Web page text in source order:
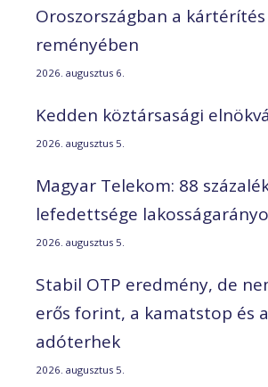
Oroszországban a kártérítés
reményében
2026. augusztus 6.
Kedden köztársasági
2026. augusztus 5.
Magyar Telekom: 88
lefedettsége
2026. augusztus 5.
Stabil OTP eredmény, de
erős forint, a kamatstop és
adóterhek
2026. augusztus 5.